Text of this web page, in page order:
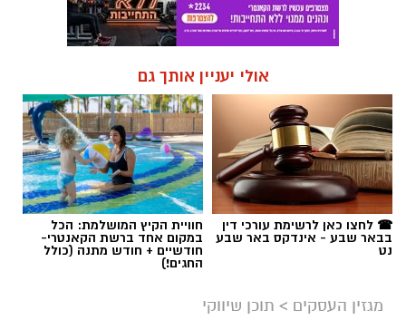
אולי יעניין אותך גם
☎ לחצו כאן לרשימת עורכי דין
בבאר שבע - אינדקס באר שבע
נט
חוויית הקיץ המושלמת: הכל
במקום אחד ברשת הקאנטרי-
חודשיים + חודש מתנה (כולל
החגים!)
מגזין העסקים > תוכן שיווקי